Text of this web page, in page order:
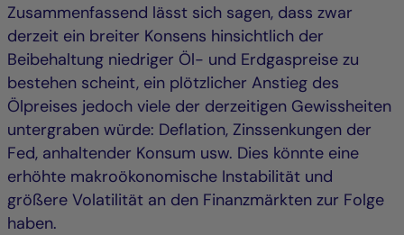
Zusammenfassend lässt sich sagen, dass zwar
derzeit ein breiter Konsens hinsichtlich der
Beibehaltung niedriger Öl- und Erdgaspreise zu
bestehen scheint, ein plötzlicher Anstieg des
Ölpreises jedoch viele der derzeitigen Gewissheiten
untergraben würde: Deflation, Zinssenkungen der
Fed, anhaltender Konsum usw. Dies könnte eine
erhöhte makroökonomische Instabilität und
größere Volatilität an den Finanzmärkten zur Folge
haben.